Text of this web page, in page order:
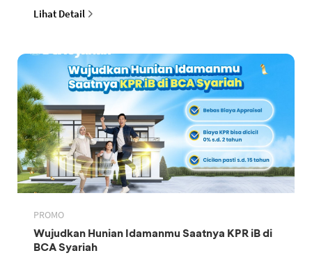
Lihat Detail
PROMO
Wujudkan Hunian Idamanmu Saatnya KPR iB di
BCA Syariah